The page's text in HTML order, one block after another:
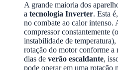
A grande maioria dos
a tecnologia Inverter. Esta
no combate ao calor intenso.
compressor constantemente
instabilidade de
rotação do motor conforme a
dias de verão escaldante,
pode operar em uma rotação